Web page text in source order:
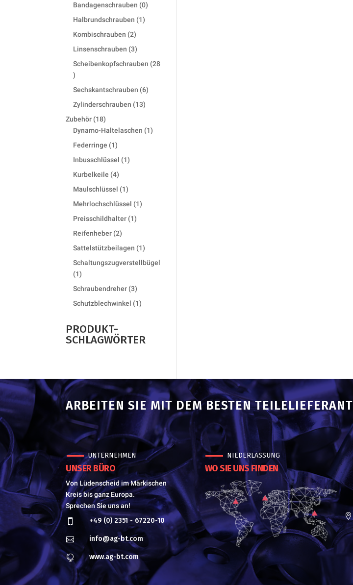
products
Bandagenschrauben 00
Halbrundschrauben 11
Kombischrauben 22
products
Linsenschrauben 33
products
Scheibenkopfschrauben 28
28
products
Sechskantschrauben 66
Zylinderschrauben 1313
Zubehör 1818
products
Dynamo-Haltelaschen 11
Federringe 11
product
Inbusschlüssel 11
Kurbelkeile 44
products
Maulschlüssel 11
product
Mehrlochschlüssel 11
Preisschildhalter 11
Reifenheber 22
products
Sattelstützbeilagen 11
product
Schaltungszugverstellbügel
11
product
Schraubendreher 33
products
Schutzblechwinkel 11
PRODUKT-
SCHLAGWÖRTER
ARBEITEN SIE MIT DEM BESTEN TEILELIEFERANT
UNTERNEHMEN
UNSER BÜRO
Von Lüdenscheid im Märkischen
Kreis bis ganz Europa.
Sprechen Sie uns an!
 +49 (0) 2351 - 67220-10
 info@ag-bt.com
 www.ag-bt.com
NIEDERLASSUNG
WO SIE UNS FINDEN
